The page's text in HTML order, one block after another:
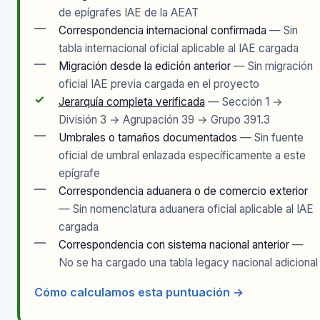
de epígrafes IAE de la AEAT
— Correspondencia internacional confirmada — Sin
tabla internacional oficial aplicable al IAE cargada
— Migración desde la edición anterior — Sin migración
oficial IAE previa cargada en el proyecto
✓ Jerarquía completa verificada — Sección 1 →
División 3 → Agrupación 39 → Grupo 391.3
— Umbrales o tamaños documentados — Sin fuente
oficial de umbral enlazada específicamente a este
epígrafe
—
Correspondencia aduanera o de comercio exterior
— Sin nomenclatura aduanera oficial aplicable al IAE
cargada
— Correspondencia con sistema nacional anterior —
No se ha cargado una tabla legacy nacional adicional
Cómo calculamos esta puntuación →